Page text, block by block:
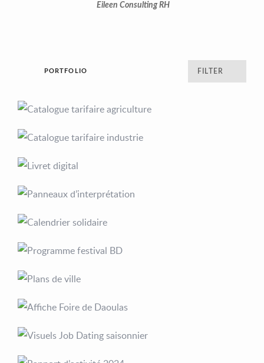
Eileen Consulting RH
PORTFOLIO FILTER